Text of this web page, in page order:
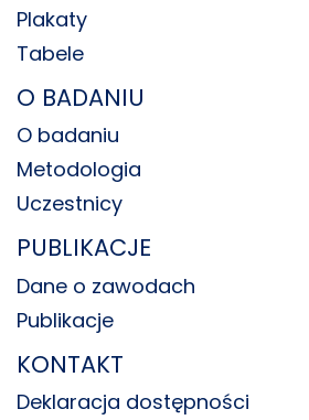
Plakaty
Tabele
O BADANIU
O badaniu
Metodologia
Uczestnicy
PUBLIKACJE
Dane o zawodach
Publikacje
KONTAKT
Deklaracja dostępności